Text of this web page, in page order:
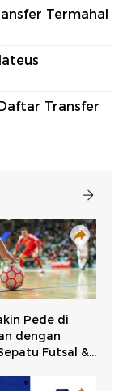
Termahal
Transfer